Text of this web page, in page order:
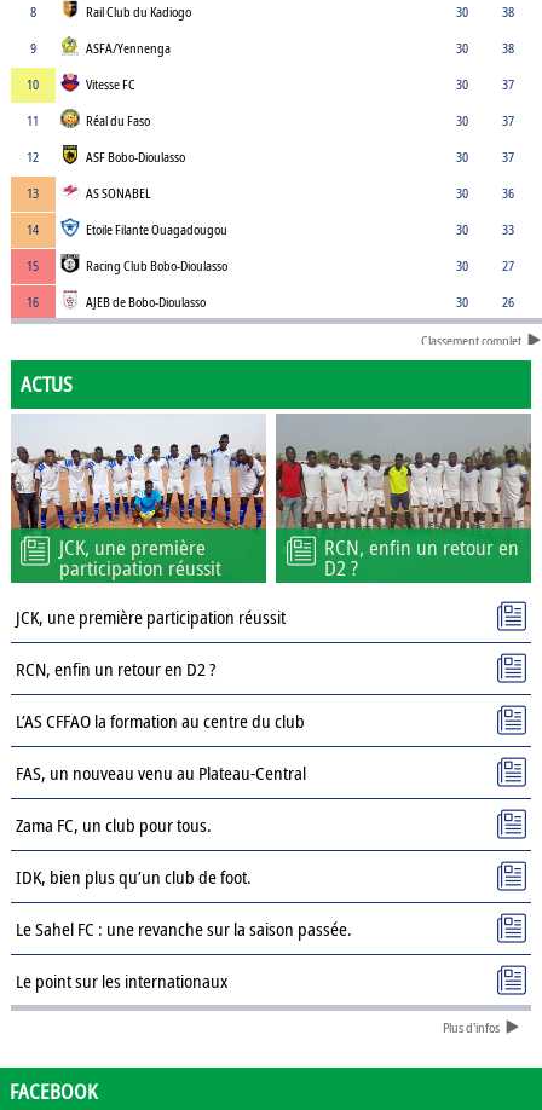
8
Rail Club du Kadiogo 30
38
9
ASFA/Yennenga 30
38
10
Vitesse FC 30
37
11
Réal du Faso 30
37
12
ASF Bobo-Dioulasso 30
37
13
AS SONABEL 30
36
14
Etoile Filante Ouagadougou 30
33
15
Racing Club Bobo-Dioulasso 30
27
16
AJEB de Bobo-Dioulasso 30 26
Classement complet
ACTUS
JCK, une première
participation réussit
RCN, enfin un retour en
D2 ?
JCK, une première participation réussit
RCN, enfin un retour en D2 ?
L’AS CFFAO la formation au centre du club
FAS, un nouveau venu au Plateau-Central
Zama FC, un club pour tous.
IDK, bien plus qu’un club de foot.
Le Sahel FC : une revanche sur la saison passée.
Le point sur les internationaux
Présentation des clubs de D3 : ASPC Tenkodogo
Plus d'infos
FACEBOOK